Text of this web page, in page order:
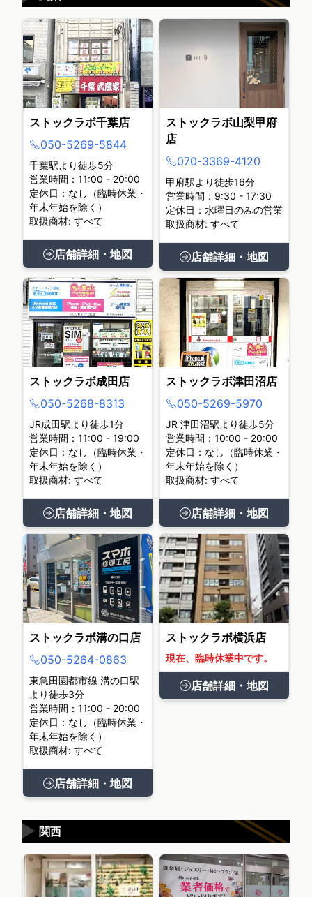
ストックラボ千葉店
050-5269-5844
千葉駅より徒歩5分
営業時間：11:00 - 20:00
定休日：なし（臨時休業・
年末年始を除く）
取扱商材: すべて
店舗詳細・地図
ストックラボ山梨甲府
店
070-3369-4120
甲府駅より徒歩16分
営業時間：9:30 - 17:30
定休日：水曜日のみの営業
取扱商材: すべて
店舗詳細・地図
ストックラボ成田店
050-5268-8313
JR成田駅より徒歩1分
営業時間：11:00 - 19:00
定休日：なし（臨時休業・
年末年始を除く）
取扱商材: すべて
店舗詳細・地図
ストックラボ津田沼店
050-5269-5970
JR 津田沼駅より徒歩5分
営業時間：10:00 - 20:00
定休日：なし（臨時休業・
年末年始を除く）
取扱商材: すべて
店舗詳細・地図
ストックラボ溝の口店
050-5264-0863
東急田園都市線 溝の口駅
より徒歩3分
営業時間：11:00 - 20:00
定休日：なし（臨時休業・
年末年始を除く）
取扱商材: すべて
店舗詳細・地図
ストックラボ横浜店
現在、臨時休業中です。
店舗詳細・地図
関西
▶